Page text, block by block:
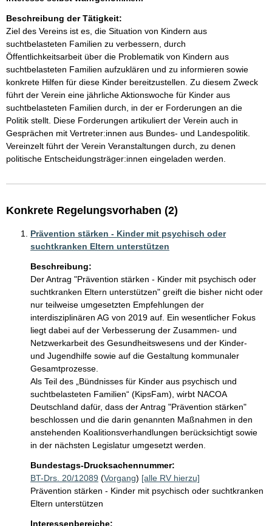
Beschreibung der Tätigkeit:
Ziel des Vereins ist es, die Situation von Kindern aus
suchtbelasteten Familien zu verbessern, durch
Öffentlichkeitsarbeit über die Problematik von Kindern aus
suchtbelasteten Familien aufzuklären und zu informieren sowie
konkrete Hilfen für diese Kinder bereitzustellen. Zu diesem Zweck
führt der Verein eine jährliche Aktionswoche für Kinder aus
suchtbelasteten Familien durch, in der er Forderungen an die
Politik stellt. Diese Forderungen artikuliert der Verein auch in
Gesprächen mit Vertreter:innen aus Bundes- und Landespolitik.
Vereinzelt führt der Verein Veranstaltungen durch, zu denen
politische Entscheidungsträger:innen eingeladen werden.
Konkrete Regelungsvorhaben (2)
Prävention stärken - Kinder mit psychisch oder
suchtkranken Eltern unterstützen
Beschreibung:
Der Antrag "Prävention stärken - Kinder mit psychisch oder
suchtkranken Eltern unterstützen" greift die bisher nicht oder
nur teilweise umgesetzten Empfehlungen der
interdisziplinären AG von 2019 auf. Ein wesentlicher Fokus
liegt dabei auf der Verbesserung der Zusammen- und
Netzwerkarbeit des Gesundheitswesens und der Kinder-
und Jugendhilfe sowie auf die Gestaltung kommunaler
Gesamtprozesse.
Als Teil des „Bündnisses für Kinder aus psychisch und
suchtbelasteten Familien“ (KipsFam), wirbt NACOA
Deutschland dafür, dass der Antrag "Prävention stärken"
beschlossen und die darin genannten Maßnahmen in den
anstehenden Koalitionsverhandlungen berücksichtigt sowie
in der nächsten Legislatur umgesetzt werden.
Bundestags-Drucksachennummer:
BT-Drs. 20/12089 (Vorgang) [alle RV hierzu]
Prävention stärken - Kinder mit psychisch oder suchtkranken
Eltern unterstützen
Interessenbereiche: